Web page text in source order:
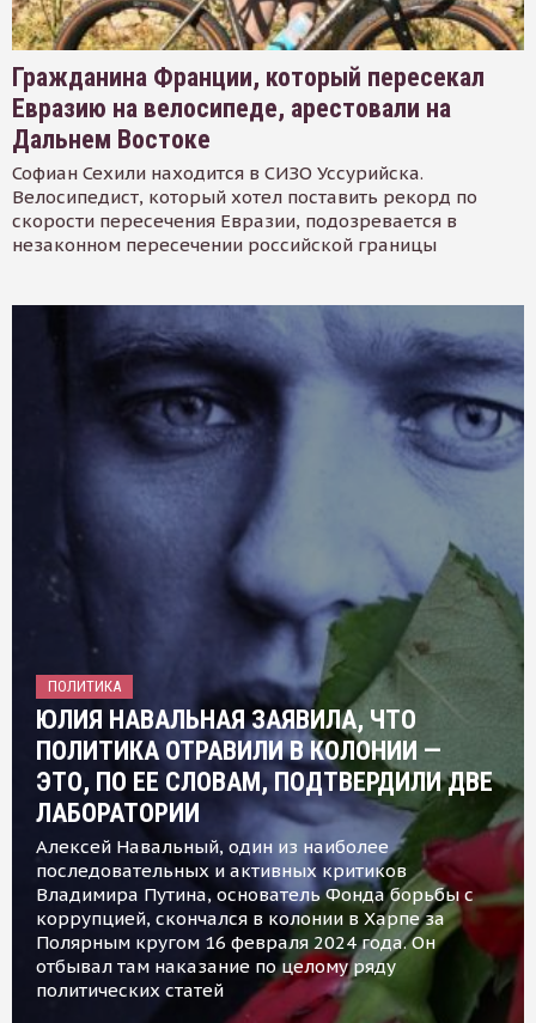
Гражданина Франции, который пересекал
Евразию на велосипеде, арестовали на
Дальнем Востоке
Софиан Сехили находится в СИЗО Уссурийска.
Велосипедист, который хотел поставить рекорд по
скорости пересечения Евразии, подозревается в
незаконном пересечении российской границы
ПОЛИТИКА
ЮЛИЯ НАВАЛЬНАЯ ЗАЯВИЛА, ЧТО
ПОЛИТИКА ОТРАВИЛИ В КОЛОНИИ —
ЭТО, ПО ЕЕ СЛОВАМ, ПОДТВЕРДИЛИ ДВЕ
ЛАБОРАТОРИИ
Алексей Навальный, один из наиболее
последовательных и активных критиков
Владимира Путина, основатель Фонда борьбы с
коррупцией, скончался в колонии в Харпе за
Полярным кругом 16 февраля 2024 года. Он
отбывал там наказание по целому ряду
политических статей